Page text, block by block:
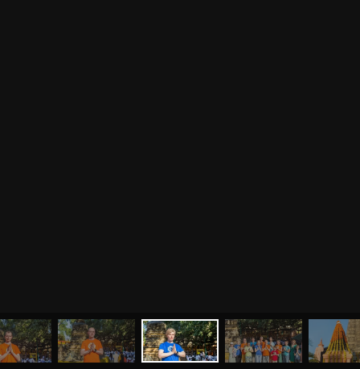
ЙОГА СЕМИНАРЫ МЕНЮ О НАС МАГАЗИН